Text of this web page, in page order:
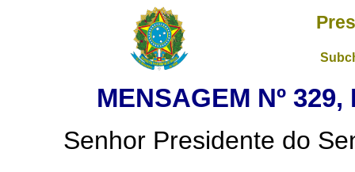
MENSAGEM Nº
Senhor Presidente do